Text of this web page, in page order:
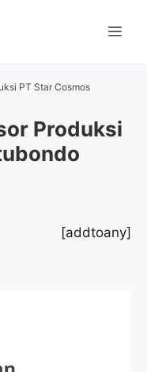
PT Star Cosmos
Produksi
[addtoany]